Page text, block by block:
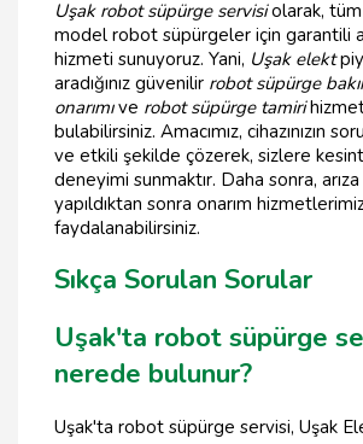
Uşak robot süpürge servisiolarak,
model robot süpürgeler için garantili
hizmeti sunuyoruz. Yani, Uşak elekt
aradığınız güvenilir robot süpürge
onarımıve robot süpürge tamiri
bulabilirsiniz. Amacımız, cihazınızın
ve etkili şekilde çözerek, sizlere
deneyimi sunmaktır. Daha sonra,
yapıldıktan sonra onarım
faydalanabilirsiniz.
Sıkça Sorulan Sorular
Uşak'ta robot süpürge
nerede bulunur?
Uşak'ta robot süpürge servisi, Uşak